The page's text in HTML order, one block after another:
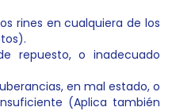
rines en cualquiera de los
repuesto, o inadecuado
en mal estado, o
(Aplica también